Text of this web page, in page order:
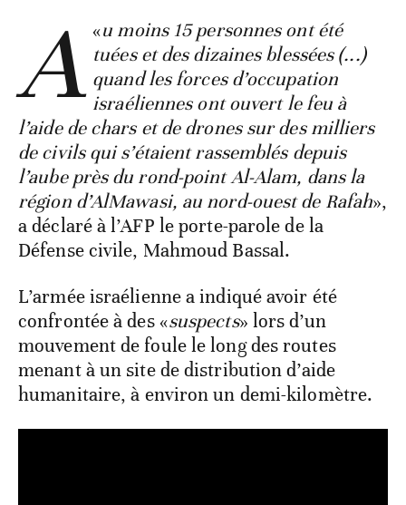
«
A
u moins 15 personnes ont été
tuées et des dizaines blessées (...)
quand les forces d’occupation
israéliennes ont ouvert le feu à
l’aide de chars et de drones sur des milliers
de civils qui s’étaient rassemblés depuis
l’aube près du rond-point Al-Alam, dans la
région d’AlMawasi, au nord-ouest de Rafah»,
a déclaré à l’AFP le porte-parole de la
Défense civile, Mahmoud Bassal.
L’armée israélienne a indiqué avoir été
confrontée à des «suspects» lors d’un
mouvement de foule le long des routes
menant à un site de distribution d’aide
humanitaire, à environ un demi-kilomètre.